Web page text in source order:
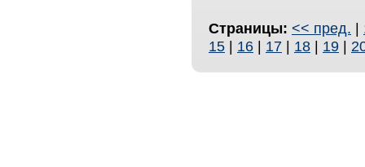
Страницы: << пред. |
15 | 16 | 17 | 18 | 19 |